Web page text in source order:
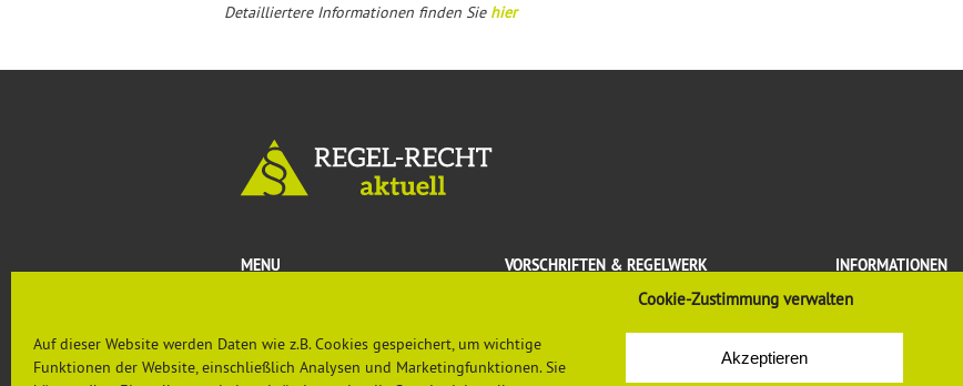
Cookie-Zustimmung verwalten
Auf dieser Website werden Daten wie z.B. Cookies gespeichert, um wichtige
Funktionen der Website, einschließlich Analysen und Marketingfunktionen. Sie
Akzeptieren
Detailliertere Informationen finden Sie hier
MENU
Nachgefragt
PRÄVENTION AKTUELL
VORSCHRIFTEN & REGELWERK
Gesetze, Verordnungen, Regeln
Vorschriften und Regelwerk der DGUV
Europäische Regelungen
Normen
INFORMATIONEN
Mediadaten
Datenschutzerklärung